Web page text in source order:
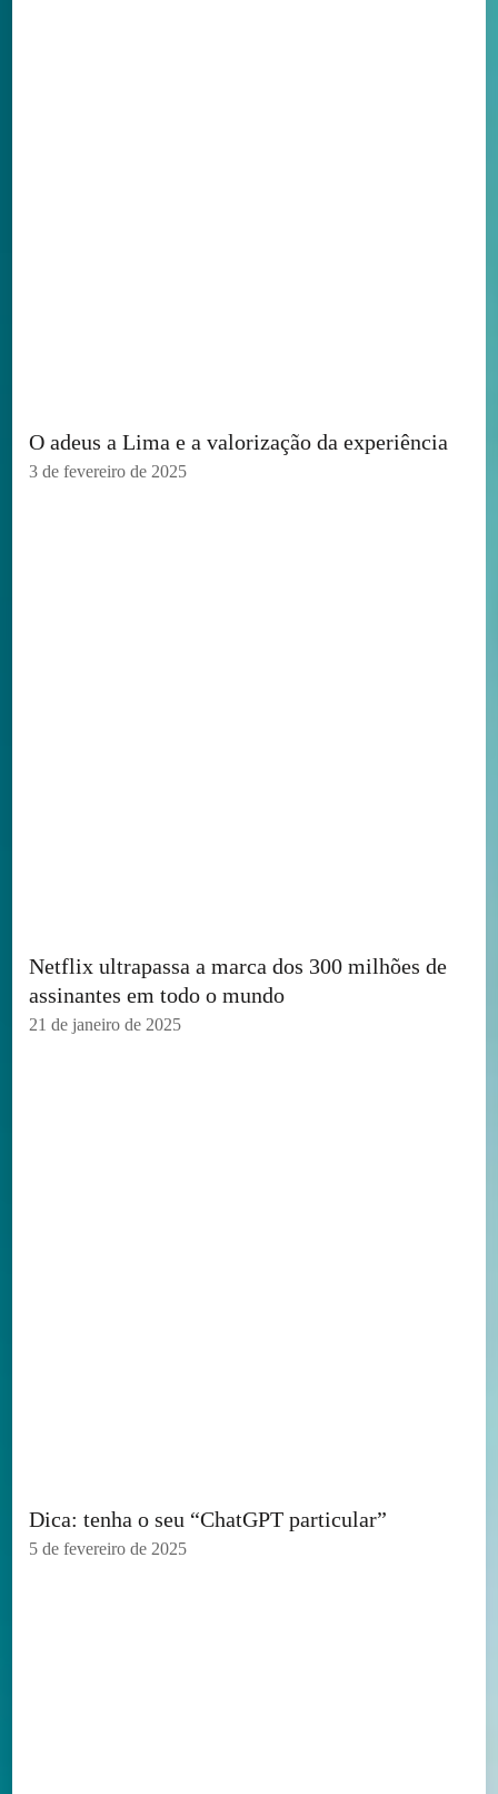
O adeus a Lima e a valorização da experiência
3 de fevereiro de 2025
Netflix ultrapassa a marca dos 300 milhões de
assinantes em todo o mundo
21 de janeiro de 2025
Dica: tenha o seu “ChatGPT particular”
5 de fevereiro de 2025